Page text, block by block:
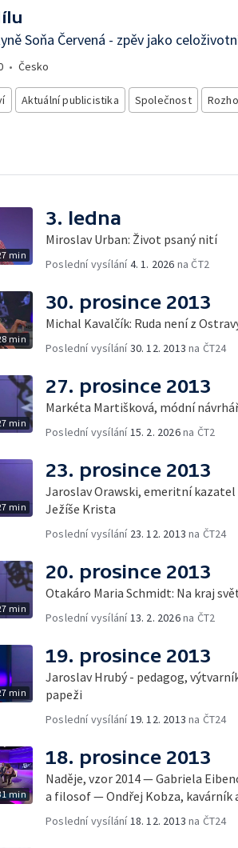
Soňa Červená - zpěv jako
• Česko
Aktuální publicistika Společnost
min
3. ledna
Miroslav Urban: Život psaný nití
Poslední vysílání4. 1. 2026 na ČT2
min
30. prosince 2013
Michal Kavalčík: Ruda není z
Poslední vysílání30. 12. 2013 na ČT24
min
27. prosince 2013
Markéta Martišková, módní
Poslední vysílání 15. 2. 2026na ČT2
min
23. prosince 2013
Jaroslav Orawski, emeritní
Ježíše Krista
Poslední vysílání 23. 12. 2013 na ČT24
min
20. prosince 2013
Otakáro Maria Schmidt: Na kraj
Poslední vysílání 13. 2. 2026na ČT2
min
19. prosince 2013
Jaroslav Hrubý - pedagog,
papeži
Poslední vysílání 19. 12. 2013 na ČT24
min
18. prosince 2013
Naděje, vzor 2014 — Gabriela
a filosof — Ondřej Kobza, kavárník
Poslední vysílání 18. 12. 2013 na ČT24